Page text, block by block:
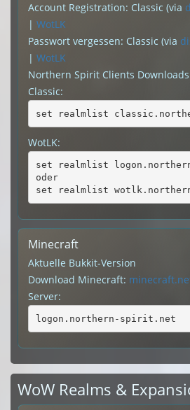
Account Registration: Classic (via
| WotLK
Passwort vergessen: Classic (via
| WotLK
Northern Spirit Clients
Classic:
set realmlist
WotLK:
set realmlist
oder
set realmlist
Minecraft
Aktuelle Bukkit-Version
Download Minecraft:
Server:
logon.northern-spirit.net
WoW Realms &